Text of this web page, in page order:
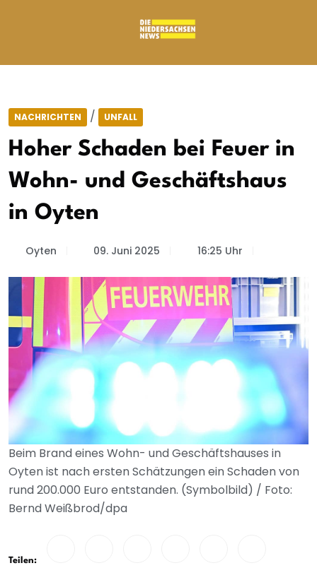
NACHRICHTEN / UNFALL
Hoher Schaden bei Feuer in
Wohn- und Geschäftshaus
in Oyten
Oyten 09. Juni 2025 16:25 Uhr
Beim Brand eines Wohn- und Geschäftshauses in
Oyten ist nach ersten Schätzungen ein Schaden von
rund 200.000 Euro entstanden. (Symbolbild) / Foto:
Bernd Weißbrod/dpa
Teilen: